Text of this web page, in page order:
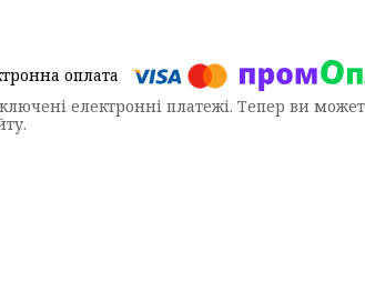
електронні платежі. Тепер ви